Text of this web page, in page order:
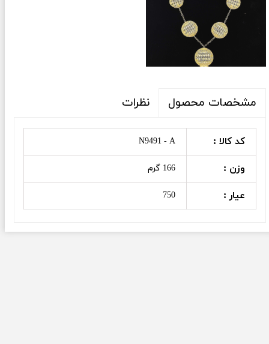
مشخصات محصول نظرات
کد کالا : N9491 - A
وزن : 166 گرم
عیار : 750